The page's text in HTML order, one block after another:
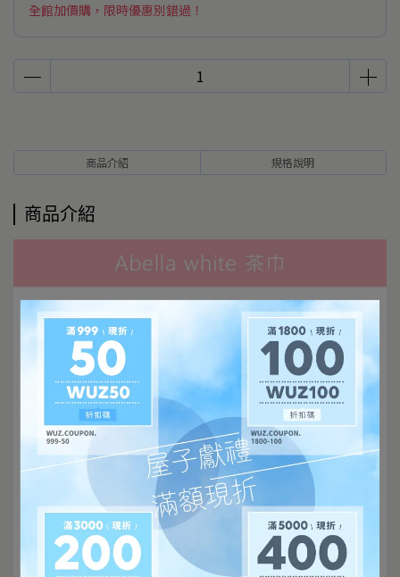
全館加價購，限時優惠別錯過！
商品介紹 規格說明
商品介紹